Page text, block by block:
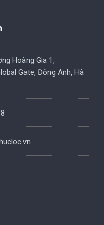
Hoàng Gia 1,
Gate, Đông Anh, Hà